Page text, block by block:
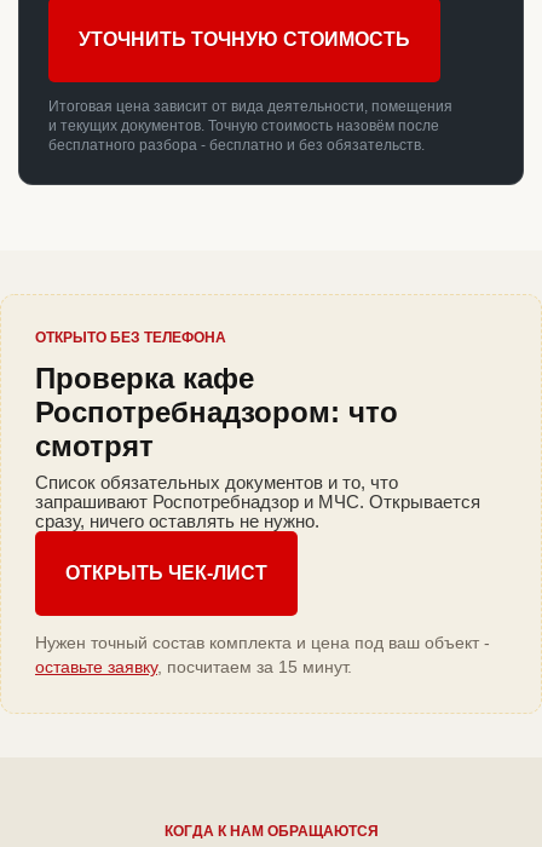
УТОЧНИТЬ ТОЧНУЮ СТОИМОСТЬ
Итоговая цена зависит от вида деятельности, помещения
и текущих документов. Точную стоимость назовём после
бесплатного разбора - бесплатно и без обязательств.
ОТКРЫТО БЕЗ ТЕЛЕФОНА
Проверка кафе
Роспотребнадзором: что
смотрят
Список обязательных документов и то, что
запрашивают Роспотребнадзор и МЧС. Открывается
сразу, ничего оставлять не нужно.
ОТКРЫТЬ ЧЕК-ЛИСТ
Нужен точный состав комплекта и цена под ваш объект -
оставьте заявку, посчитаем за 15 минут.
КОГДА К НАМ ОБРАЩАЮТСЯ